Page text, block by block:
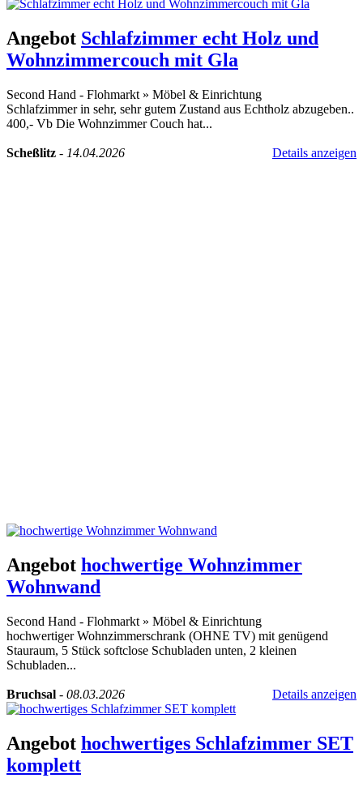
Angebot Schlafzimmer echt Holz und
Wohnzimmercouch mit Gla
Second Hand - Flohmarkt » Möbel & Einrichtung
Schlafzimmer in sehr, sehr gutem Zustand aus Echtholz abzugeben..
400,- Vb Die Wohnzimmer Couch hat...
Scheßlitz - 14.04.2026 Details anzeigen
Angebot hochwertige Wohnzimmer
Wohnwand
Second Hand - Flohmarkt » Möbel & Einrichtung
hochwertiger Wohnzimmerschrank (OHNE TV) mit genügend
Stauraum, 5 Stück softclose Schubladen unten, 2 kleinen
Schubladen...
Bruchsal - 08.03.2026 Details anzeigen
Angebot hochwertiges Schlafzimmer SET
komplett